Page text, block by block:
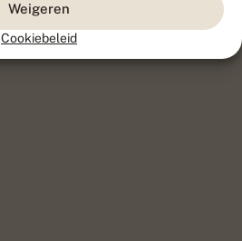
Weigeren
Cookiebeleid